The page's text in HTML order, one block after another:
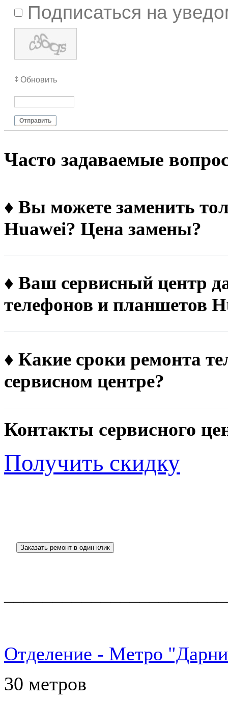
Подписаться на
Обновить
Отправить
Чacтo зaдaвaeмыe
♦ Вы можете заменить
Huawei? Цена замены?
♦ Ваш сервисный центр
телефонов и планшетов
♦ Какие сроки ремонта
сервисном центре?
Контакты сервисного
Получить скидку
Отделение - Метро
30 метров